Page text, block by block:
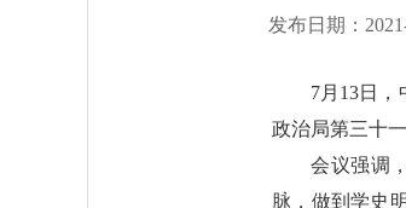
发布日期：
7月13日
政治局第三十
会议强调
脉，做到学史